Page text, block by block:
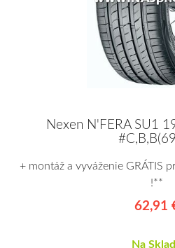
Nexen N'FERA SU1
+ montáž a vyváženie GRÁTIS
!**
62,91
Na